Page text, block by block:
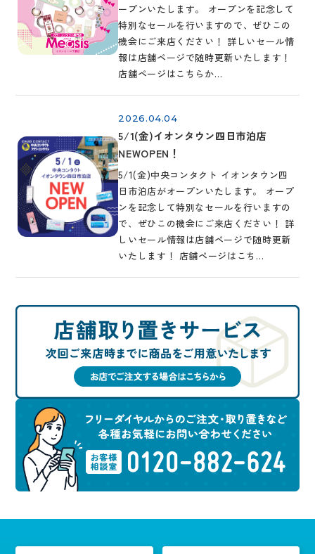
ープンいたします。 オープンを記念して
特別なセールを行いますので、ぜひこの
機会にご来店ください！ 詳しいセール情
報は店舗ページで随時更新いたします！
店舗ページはこちらか…
2026.04.04
5/1(金)イオンタウン四日市泊店
NEWOPEN！
5/1(金)中央コンタクト イオンタウン四
日市泊店がオープンいたします。 オープ
ンを記念して特別なセールを行いますの
で、ぜひこの機会にご来店ください！ 詳
しいセール情報は店舗ページで随時更新
いたします！ 店舗ページはこち…